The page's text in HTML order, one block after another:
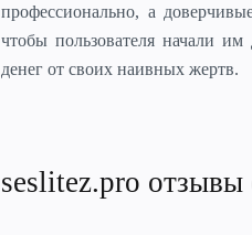
профессионально, а
чтобы пользователя начали
денег от своих наивных жертв.
seslitez.pro отзывы